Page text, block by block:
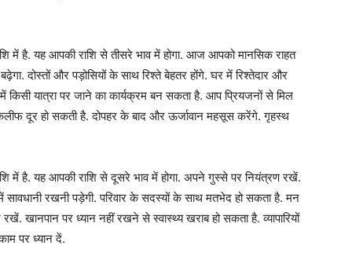
में है. यह आपकी राशि से तीसरे भाव में होगा. आज आपको मानसिक राहत
दोस्तों और पड़ोसियों के साथ रिश्ते बेहतर होंगे. घर में रिश्तेदार और
यात्रा पर जाने का कार्यक्रम बन सकता है. आप प्रियजनों से मिल
दूर हो सकती है. दोपहर के बाद और ऊर्जावान महसूस करेंगे. गृहस्थ
में है. यह आपकी राशि से दूसरे भाव में होगा. अपने गुस्से पर नियंत्रण रखें.
रखनी पड़ेगी. परिवार के सदस्यों के साथ मतभेद हो सकता है. मन
खानपान पर ध्यान नहीं रखने से स्वास्थ्य खराब हो सकता है. व्यापारियों
पर ध्यान दें.